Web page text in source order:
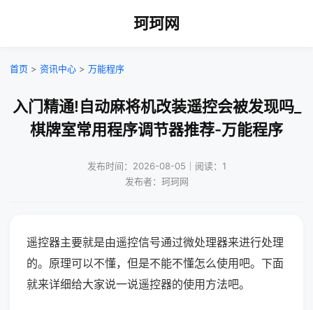
珂珂网
首页 > 资讯中心 > 万能程序
入门精通!自动麻将机改装遥控会被发现吗_
棋牌室常用程序调节器推荐-万能程序
发布时间：2026-08-05｜阅读：1
发布者：珂珂网
遥控器主要就是由遥控信号通过微处理器来进行处理
的。原理可以不懂，但是不能不懂怎么使用吧。下面
就来详细给大家说一说遥控器的使用方法吧。